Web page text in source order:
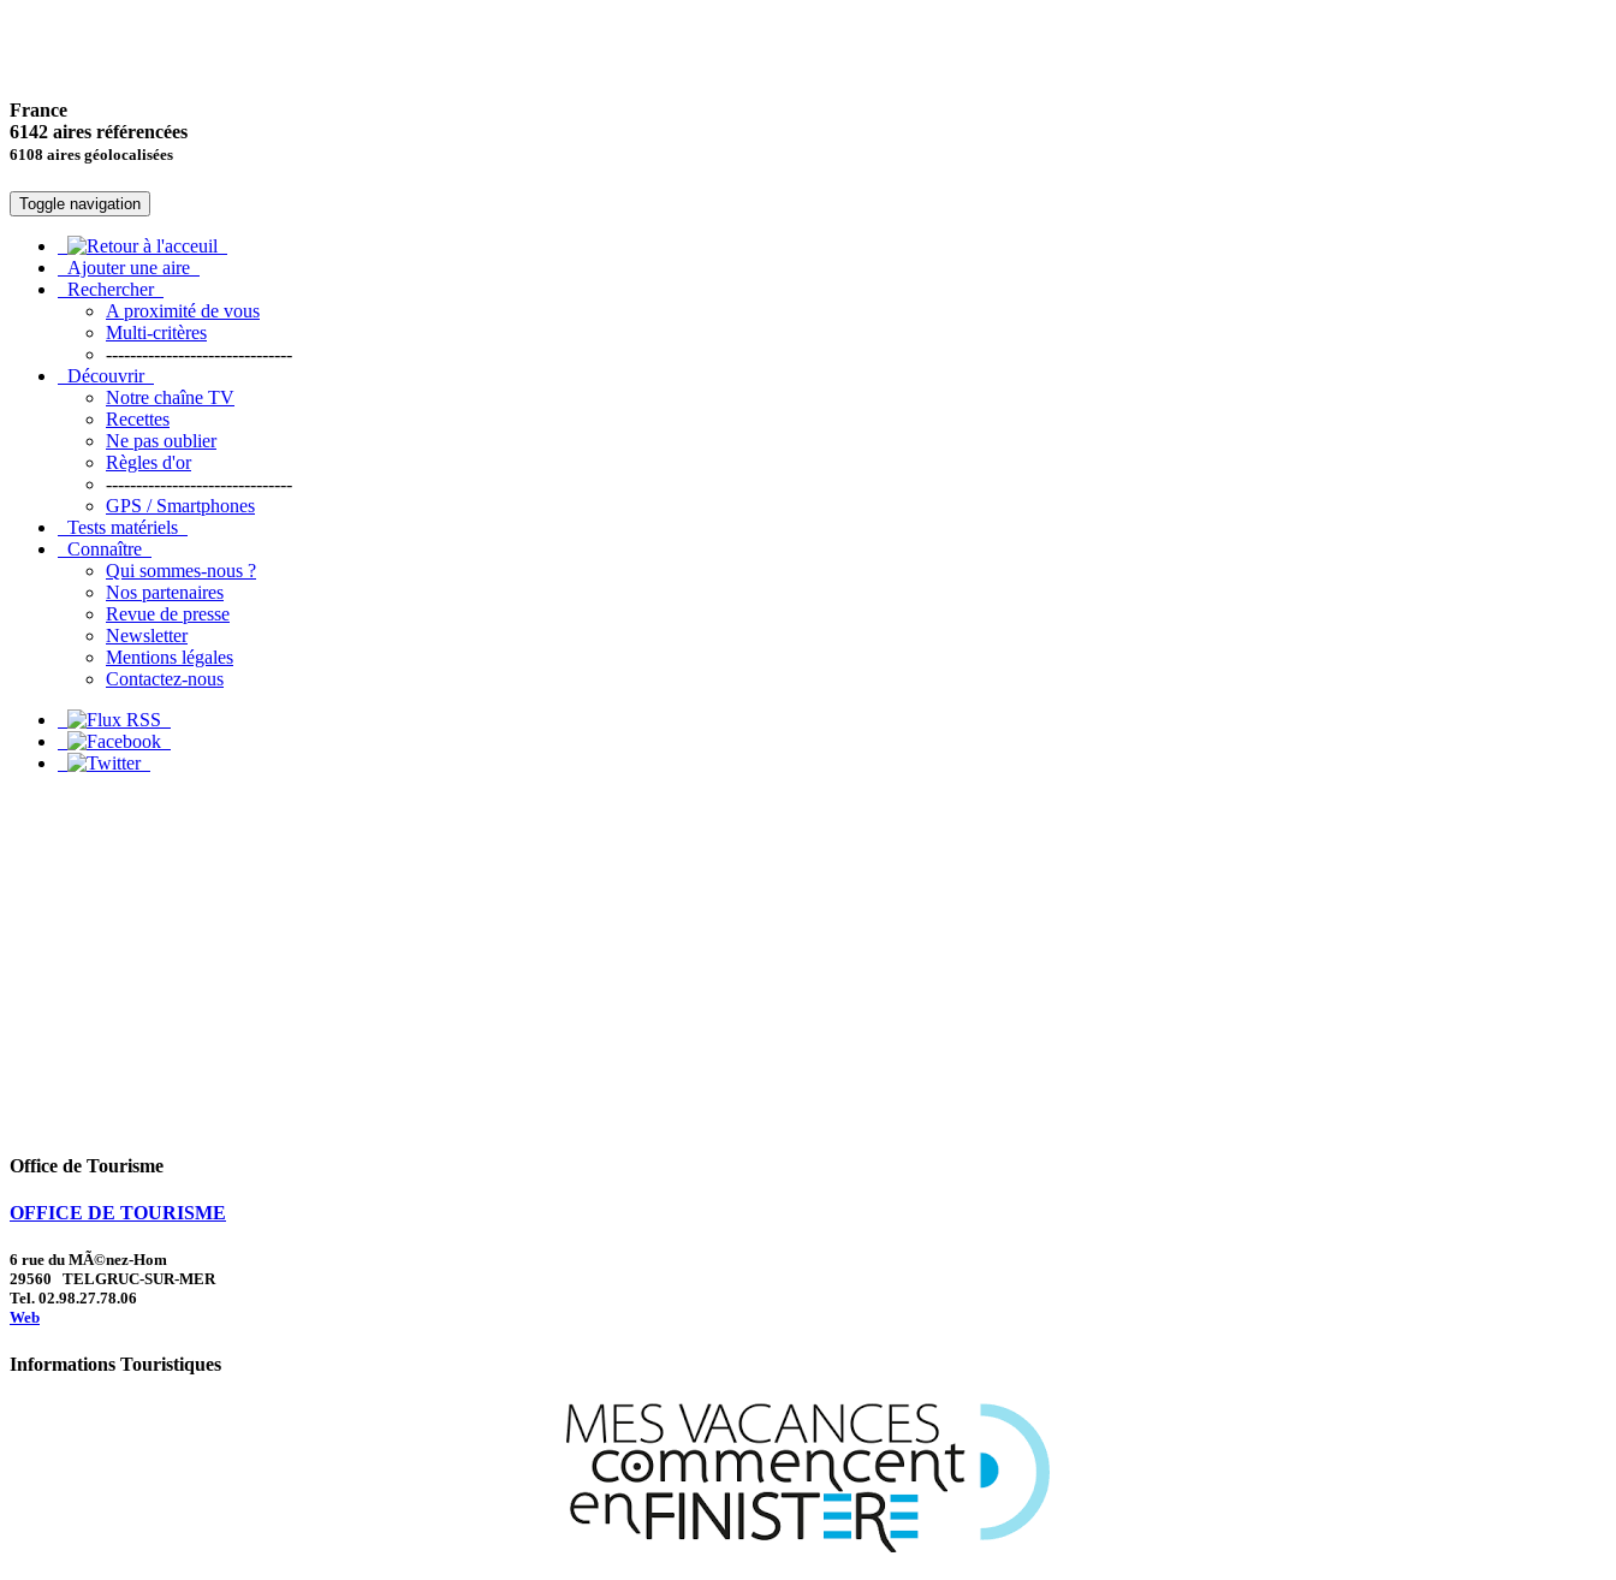
France
6142 aires référencées
6108 aires géolocalisées
Toggle navigation
Ajouter une aire
Rechercher
A proximité de vous
Multi-critères
-------------------------------
Découvrir
Notre chaîne TV
Recettes
Ne pas oublier
Règles d'or
-------------------------------
GPS / Smartphones
Tests matériels
Connaître
Qui sommes-nous ?
Nos partenaires
Revue de presse
Newsletter
Mentions légales
Contactez-nous
Office de Tourisme
OFFICE DE TOURISME
6 rue du MÃ©nez-Hom
29560 TELGRUC-SUR-MER
Tel. 02.98.27.78.06
Web
Informations Touristiques